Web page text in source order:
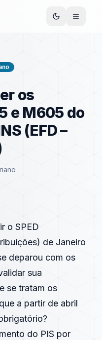
os
e M605 do
(EFD –
o SPED
de Janeiro
deparou com os
sua
se tratam os
a partir de abril
do PIS por